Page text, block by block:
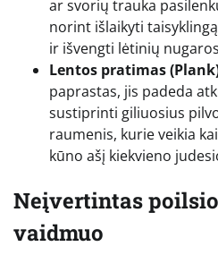
ar svorių trauka
norint išlaikyti
ir išvengti lėtinių
Lentos pratimas
paprastas, jis padeda
sustiprinti giliuosius
raumenis, kurie veikia
kūno ašį kiekvieno
Neįvertintas
vaidmuo